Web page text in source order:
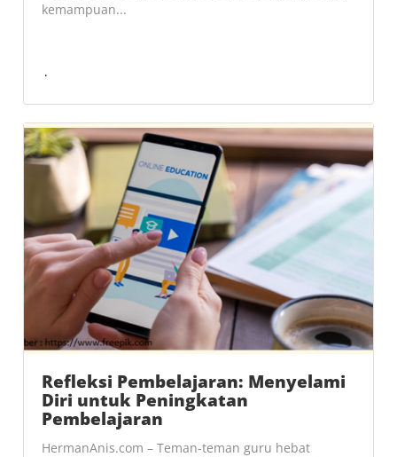
kemampuan...
Refleksi Pembelajaran: Menyelami
Diri untuk Peningkatan
Pembelajaran
HermanAnis.com – Teman-teman guru hebat